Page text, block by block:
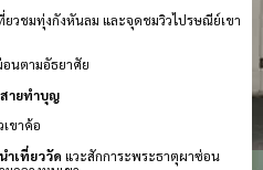
ยวชมทุ่งกังหันลม และจุดชมวิวไปรษณีย์เขา
นตามอัธยาศัย
ายทำบุญ
ขาค้อ
นำเที่ยววัด แวะสักการะพระธาตุผาซ่อน